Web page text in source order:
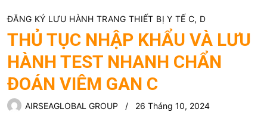
ĐĂNG KÝ LƯU HÀNH TRANG THIẾT BỊ Y TẾ C, D
THỦ TỤC NHẬP KHẨU VÀ LƯU
HÀNH TEST NHANH CHẨN
ĐOÁN VIÊM GAN C
AIRSEAGLOBAL GROUP 26 Tháng 10, 2024